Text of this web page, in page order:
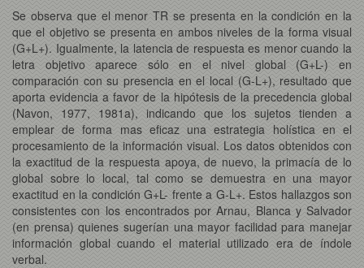
Se observa que el menor TR se presenta en la condición en la
que el objetivo se presenta en ambos niveles de la forma visual
(G+L+). Igualmente, la latencia de respuesta es menor cuando la
letra objetivo aparece sólo en el nivel global (G+L-) en
comparación con su presencia en el local (G-L+), resultado que
aporta evidencia a favor de la hipótesis de la precedencia global
(Navon, 1977, 1981a), indicando que los sujetos tienden a
emplear de forma mas eficaz una estrategia holística en el
procesamiento de la información visual. Los datos obtenidos con
la exactitud de la respuesta apoya, de nuevo, la primacía de lo
global sobre lo local, tal como se demuestra en una mayor
exactitud en la condición G+L- frente a G-L+. Estos hallazgos son
consistentes con los encontrados por Arnau, Blanca y Salvador
(en prensa) quienes sugerían una mayor facilidad para manejar
información global cuando el material utilizado era de índole
verbal.